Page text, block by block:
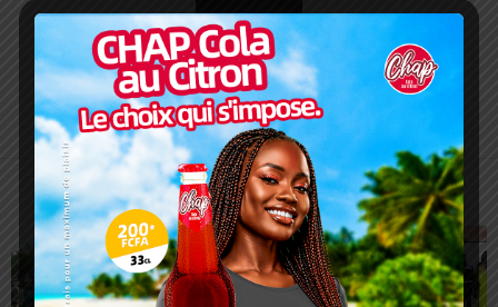
Charbel SOSSOUVI
ARTICLES CONNEXES PLUS DE L'AUTEUR